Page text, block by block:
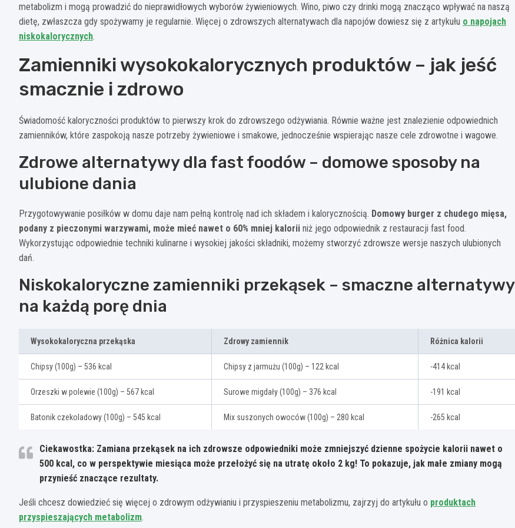
metabolizm i mogą prowadzić do nieprawidłowych wyborów żywieniowych. Wino, piwo czy drinki mogą znacząco wpływać na naszą
dietę, zwłaszcza gdy spożywamy je regularnie. Więcej o zdrowszych alternatywach dla napojów dowiesz się z artykułu o napojach
niskokalorycznych.
Zamienniki wysokokalorycznych produktów – jak jeść
smacznie i zdrowo
Świadomość kaloryczności produktów to pierwszy krok do zdrowszego odżywiania. Równie ważne jest znalezienie odpowiednich
zamienników, które zaspokoją nasze potrzeby żywieniowe i smakowe, jednocześnie wspierając nasze cele zdrowotne i wagowe.
Zdrowe alternatywy dla fast foodów – domowe sposoby na
ulubione dania
Przygotowywanie posiłków w domu daje nam pełną kontrolę nad ich składem i kalorycznością. Domowy burger z chudego mięsa,
podany z pieczonymi warzywami, może mieć nawet o 60% mniej kalorii niż jego odpowiednik z restauracji fast food.
Wykorzystując odpowiednie techniki kulinarne i wysokiej jakości składniki, możemy stworzyć zdrowsze wersje naszych ulubionych
dań.
Niskokaloryczne zamienniki przekąsek – smaczne alternatywy
na każdą porę dnia
Wysokokaloryczna przekąska Zdrowy zamiennik Różnica kalorii
Chipsy (100g) – 536 kcal Chipsy z jarmużu (100g) – 122 kcal -414 kcal
Orzeszki w polewie (100g) – 567 kcal Surowe migdały (100g) – 376 kcal -191 kcal
Batonik czekoladowy (100g) – 545 kcal Mix suszonych owoców (100g) – 280 kcal -265 kcal
Ciekawostka: Zamiana przekąsek na ich zdrowsze odpowiedniki może zmniejszyć dzienne spożycie kalorii nawet o
500 kcal, co w perspektywie miesiąca może przełożyć się na utratę około 2 kg! To pokazuje, jak małe zmiany mogą
przynieść znaczące rezultaty.
Jeśli chcesz dowiedzieć się więcej o zdrowym odżywianiu i przyspieszeniu metabolizmu, zajrzyj do artykułu o produktach
przyspieszających metabolizm.